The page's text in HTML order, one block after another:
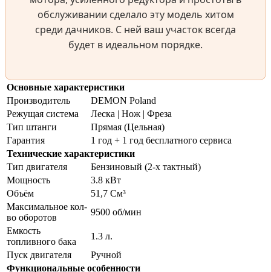
обслуживании сделало эту модель хитом
среди дачников. С ней ваш участок всегда
будет в идеальном порядке.
Основные характеристики
Производитель
DEMON Poland
Режущая система
Леска | Нож | Фреза
Тип штанги
Прямая (Цельная)
Гарантия
1 год + 1 год бесплатного сервиса
Технические характеристики
Тип двигателя
Бензиновый (2-х тактный)
Мощность
3.8 кВт
Объём
51,7 См³
Максимальное кол-
во оборотов
9500 об/мин
Емкость
топливного бака
1.3 л.
Пуск двигателя
Ручной
Функциональные особенности